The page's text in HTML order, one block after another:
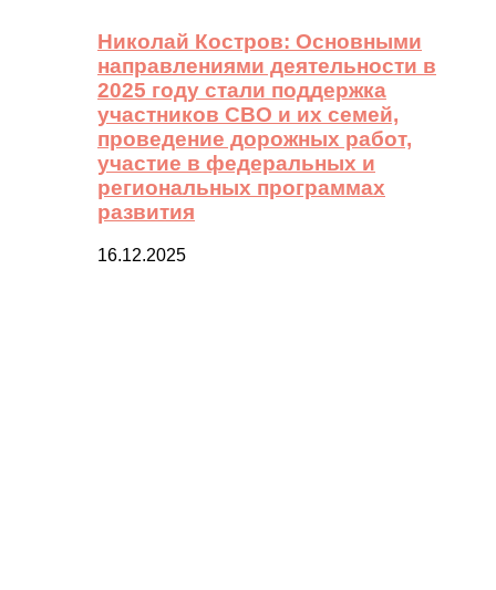
Николай Костров: Основными
направлениями деятельности в
2025 году стали поддержка
участников СВО и их семей,
проведение дорожных работ,
участие в федеральных и
региональных программах
развития
16.12.2025